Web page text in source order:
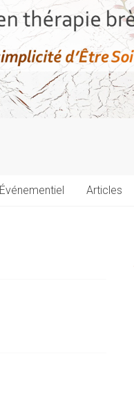
Événementiel Articles